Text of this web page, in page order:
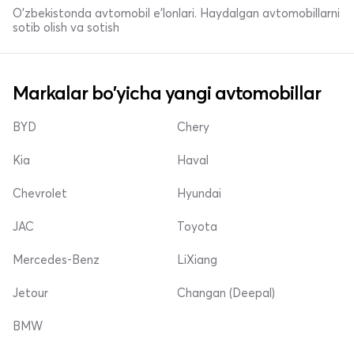
O'zbekistonda avtomobil e’lonlari. Haydalgan avtomobillarni
sotib olish va sotish
Markalar bo'yicha yangi avtomobillar
BYD
Kia
Chevrolet
Chery
Haval
Hyundai
JAC
Mercedes-Benz
Jetour
Toyota
LiXiang
Changan (Deepal)
BMW